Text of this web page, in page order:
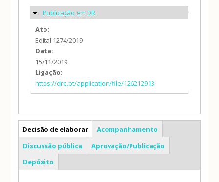
Ocultar
Publicação em DR
Ato:
Edital 1274/2019
Data:
15/11/2019
Ligação:
https://dre.pt/application/file/126212913
PDM
Decisão de elaborar
Acompanhamento
Discussão pública
Aprovação/Publicação
Depósito